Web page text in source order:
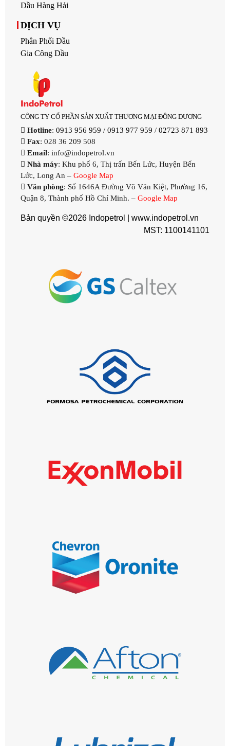
Dầu Hàng Hải
DỊCH VỤ
Phân Phối Dầu
Gia Công Dầu
CÔNG TY CỔ PHẦN SẢN XUẤT THƯƠNG MẠI ĐÔNG DƯƠNG
Hotline: 0913 956 959 / 0913 977 959 / 02723 871 893
Fax: 028 36 209 508
Email: info@indopetrol.vn
Nhà máy: Khu phố 6, Thị trấn Bến Lức, Huyện Bến
Lức, Long An – Google Map
Văn phòng: Số 1646A Đường Võ Văn Kiệt, Phường 16,
Quận 8, Thành phố Hồ Chí Minh. – Google Map
Bản quyền ©2026 Indopetrol | www.indopetrol.vn
MST: 1100141101